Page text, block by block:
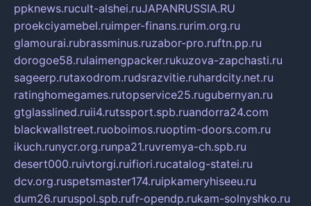
ppknews.rucult-alshei.ruJAPANRUSSIA.RU
proekciyamebel.ruimper-finans.rurim.org.ru
glamourai.rubrassminus.ruzabor-pro.ruftn.pp.ru
dorogoe58.rulaimengpacker.rukuzova-zapchasti.ru
sageerp.rutaxodrom.rudsrazvitie.ruhardcity.net.ru
ratinghomegames.rutopservice25.rugubernyan.ru
gtglasslined.ruii4.rutssport.spb.ruandorra24.com
blackwallstreet.ruoboimos.ruoptim-doors.com.ru
ikuch.runycr.org.runpa21.ruvremya-ch.spb.ru
desert000.ruivtorgi.ruifiori.rucatalog-statei.ru
dcv.org.ruspetsmaster174.ruipkameryhiseeu.ru
dum26.ruruspol.spb.rufr-opendp.rukam-solnyshko.ru